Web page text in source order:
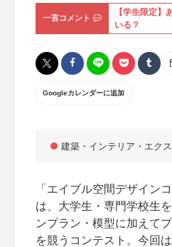
一言コメント
【学生限定】
いる？
Googleカレンダーに追加
建築・インテリア・エク
「エイブル空間デザイン
は、大学生・専門学校生
ンプラン・模型に加えて
を競うコンテスト。今回